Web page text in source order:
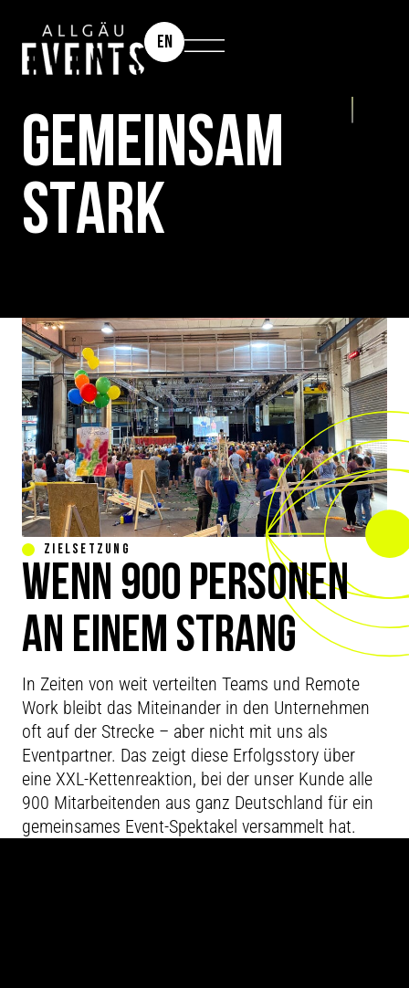
EN
GEMEINSAM
STARKXXL-KETTEN­
ZIELSETZUNG
WENN 900 PERSONEN
AN EINEM STRANG
ZIEHEN!
In Zeiten von weit verteilten Teams und Remote
Work bleibt das Miteinander in den Unternehmen
oft auf der Strecke – aber nicht mit uns als
Eventpartner. Das zeigt diese Erfolgsstory über
eine XXL-Kettenreaktion, bei der unser Kunde alle
900 Mitarbeitenden aus ganz Deutschland für ein
gemeinsames Event-Spektakel versammelt hat.